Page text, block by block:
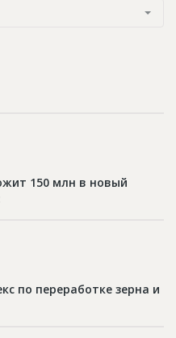
150 млн в новый
по переработке зерна и